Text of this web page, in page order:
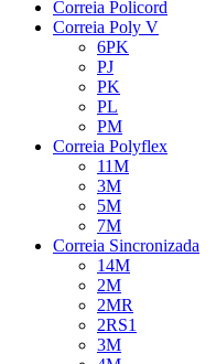
Correia Policord
Correia Poly V
6PK
PJ
PK
PL
PM
Correia Polyflex
11M
3M
5M
7M
Correia Sincronizada
14M
2M
2MR
2RS1
3M